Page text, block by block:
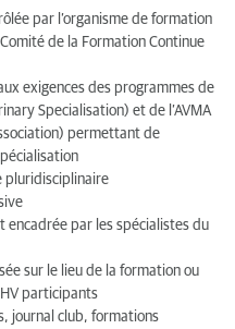
par l’organisme de formation
de la Formation Continue
exigences des programmes de
Specialisation) et de l’AVMA
permettant de
pluridisciplinaire
par les spécialistes du
sur le lieu de la formation ou
participants
journal club, formations